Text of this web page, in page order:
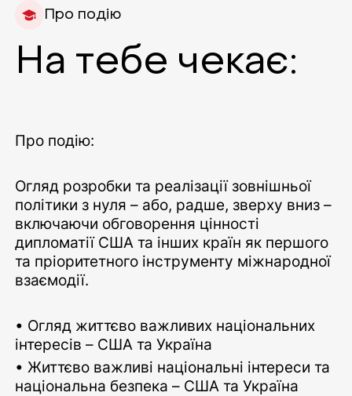
Про подію
На тебе чекає:
Про подію:
Огляд розробки та реалізації зовнішньої
політики з нуля – або, радше, зверху вниз –
включаючи обговорення цінності
дипломатії США та інших країн як першого
та пріоритетного інструменту міжнародної
взаємодії.
• Огляд життєво важливих національних
інтересів – США та Україна
• Життєво важливі національні інтереси та
національна безпека – США та Україна